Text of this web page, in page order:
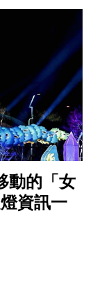
動的「女
資訊一